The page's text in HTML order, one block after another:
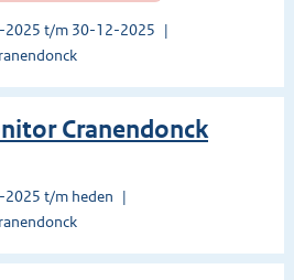
2025 t/m 30-12-2025
Cranendonck
2025 t/m heden